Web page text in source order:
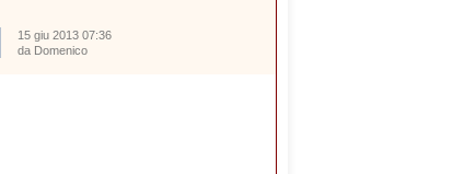
15 giu 2013 07:36
da Domenico